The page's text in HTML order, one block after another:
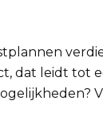
dat leidt tot